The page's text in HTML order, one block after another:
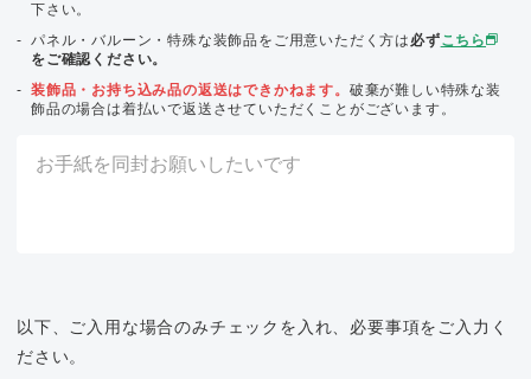
下さい。
パネル・バルーン・特殊な装飾品をご用意いただく方は 必ずこちら
をご確認ください。
装飾品・お持ち込み品の返送はできかねます。 破棄が難しい特殊な装
飾品の場合は着払いで返送させていただくことがございます。
以下、ご入用な場合のみチェックを入れ、必要事項をご入力く
ださい。